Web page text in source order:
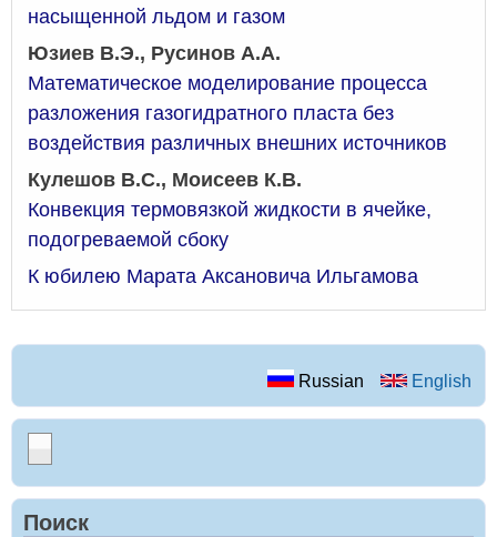
насыщенной льдом и газом
Юзиев В.Э., Русинов А.А.
Математическое моделирование процесса
разложения газогидратного пласта без
воздействия различных внешних источников
Кулешов В.С., Моисеев К.В.
Конвекция термовязкой жидкости в ячейке,
подогреваемой сбоку
К юбилею Марата Аксановича Ильгамова
Russian English
Поиск